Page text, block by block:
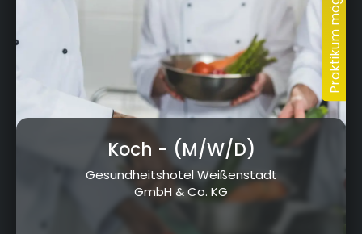
Koch - (M/W/D)
Gesundheitshotel Weißenstadt
GmbH & Co. KG